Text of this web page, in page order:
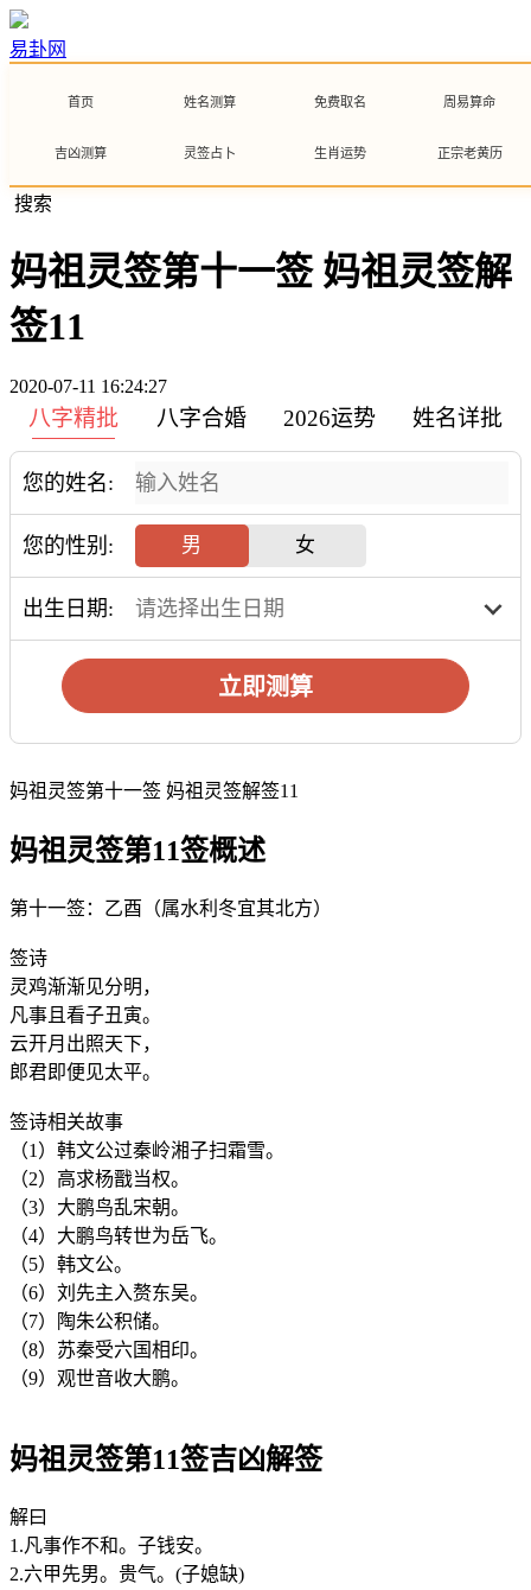
易卦网
首页 姓名测算 免费取名 周易算命
吉凶测算 灵签占卜 生肖运势 正宗老黄历
搜索
妈祖灵签第十一签 妈祖灵签解
签11
2020-07-11 16:24:27
八字精批 八字合婚 2026运势 姓名详批
您的姓名:
您的性别: 男 女
出生日期:
立即测算
妈祖灵签第十一签 妈祖灵签解签11
妈祖灵签第11签概述
第十一签：乙酉（属水利冬宜其北方）
签诗
灵鸡渐渐见分明，
凡事且看子丑寅。
云开月出照天下，
郎君即便见太平。
签诗相关故事
（1）韩文公过秦岭湘子扫霜雪。
（2）高求杨戬当权。
（3）大鹏鸟乱宋朝。
（4）大鹏鸟转世为岳飞。
（5）韩文公。
（6）刘先主入赘东吴。
（7）陶朱公积储。
（8）苏秦受六国相印。
（9）观世音收大鹏。
妈祖灵签第11签吉凶解签
解曰
1.凡事作不和。子钱安。
2.六甲先男。贵气。(子媳缺)